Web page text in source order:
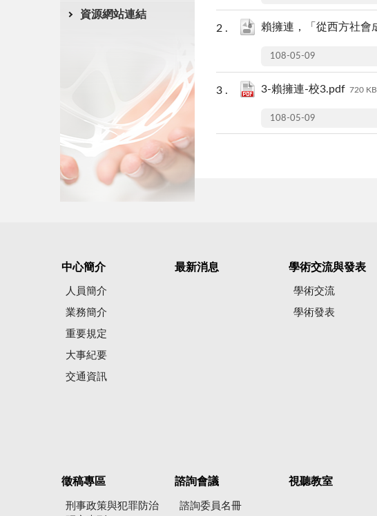
資源網站連結
賴擁連，「從西方社會
108-05-09
3-賴擁連-校3.pdf 720 KB
108-05-09
中心簡介
人員簡介
業務簡介
重要規定
大事紀要
交通資訊
最新消息 學術交流與發表
學術交流
學術發表
徵稿專區
刑事政策與犯罪防治
諮詢會議
諮詢委員名冊
視聽教室